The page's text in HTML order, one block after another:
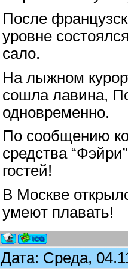
После
уровне
сало.
На лыжном
сошла лавина,
одновpеменно.
По сообщению
средства
гостей!
В Москве
умеют плавать!
Дата: Среда,